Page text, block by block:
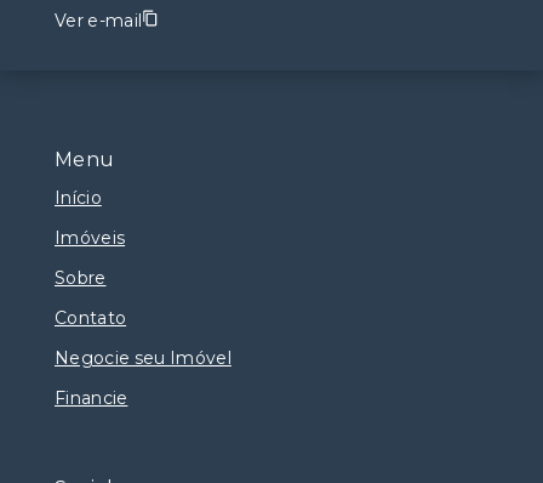
Menu
Início
Imóveis
Sobre
Contato
Negocie seu Imóvel
Financie
Ver e-mail